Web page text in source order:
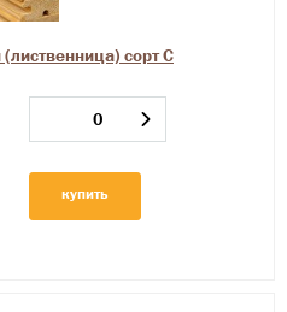
сорт С
купить